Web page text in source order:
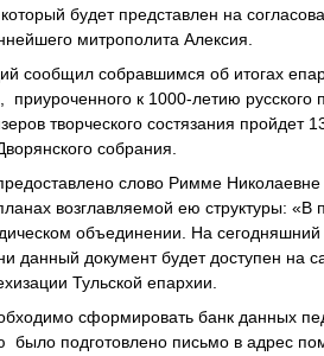
будет представлен на
митрополита Алексия.
сообщил собравшимся об итогах
приуроченного к 1000-летию
творческого состязания пройдет
собрания.
слово Римме
возглавляемой ею структуры:
объединении. На
данный документ будет доступен на
Тульской епархии.
сформировать банк данных
было подготовлено письмо в адрес